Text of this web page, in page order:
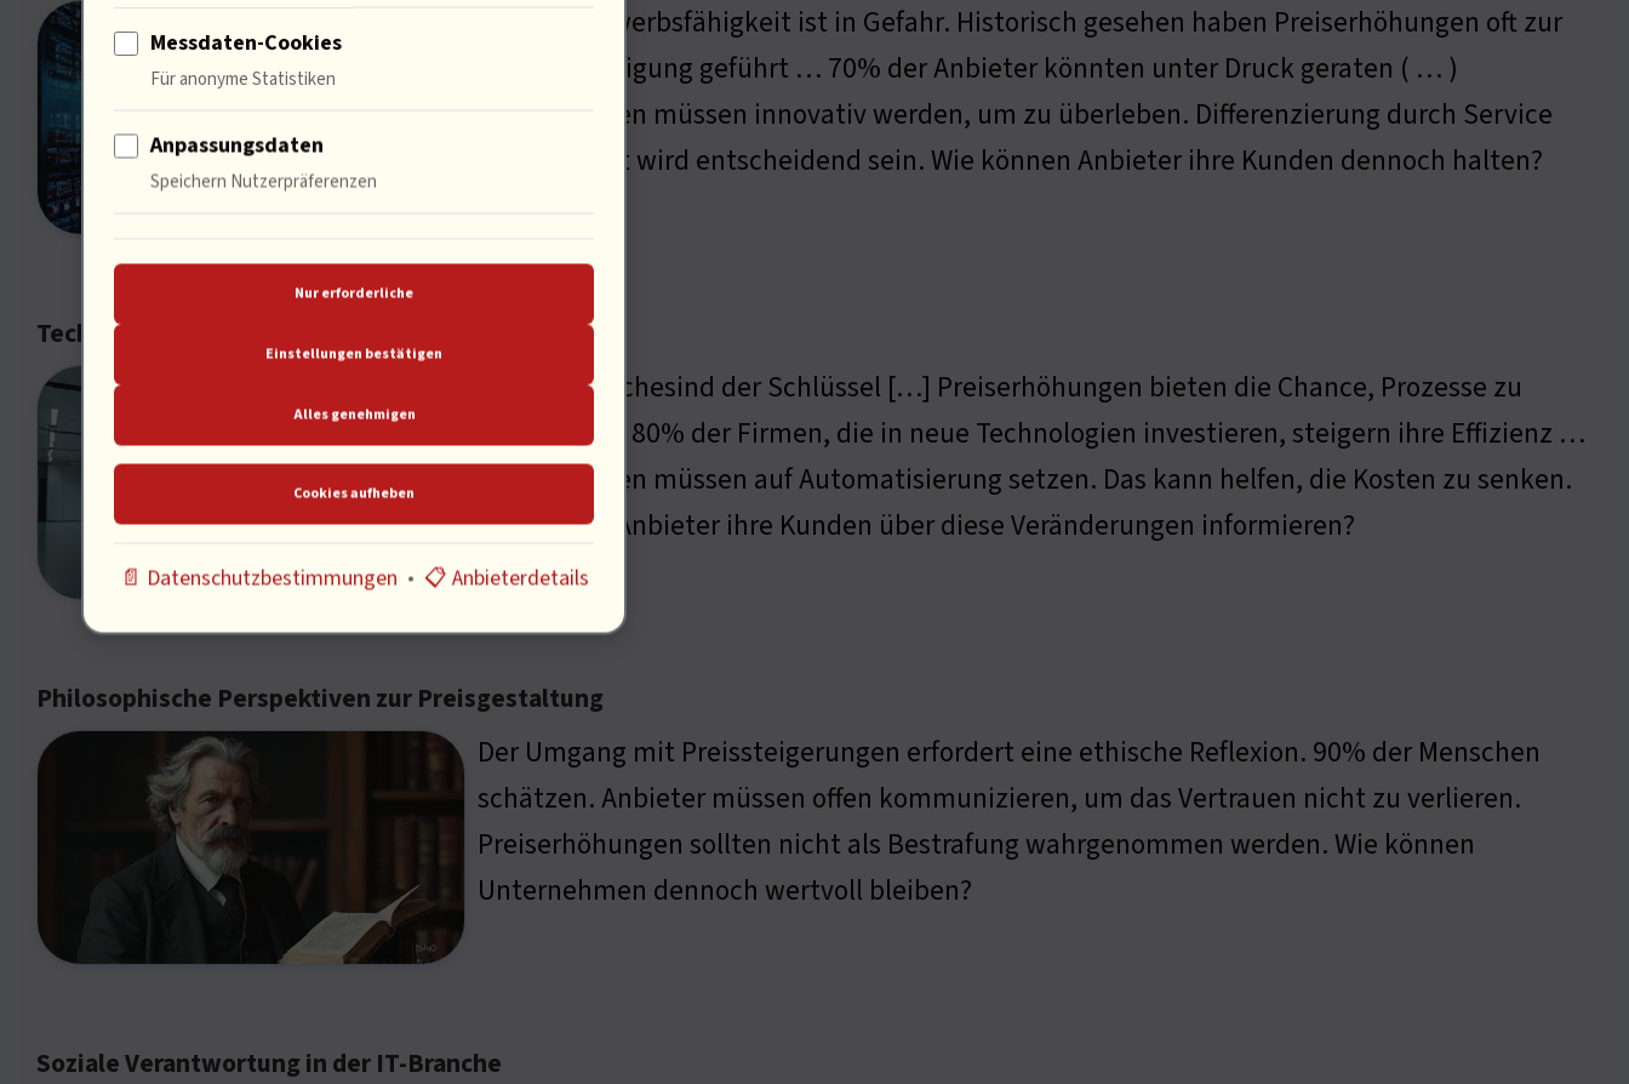
Die Wettbewerbsfähigkeit ist in Gefahr. Historisch gesehen haben Preiserhöhungen oft zur
Marktbereinigung geführt … 70% der Anbieter könnten unter Druck geraten ( … )
Unternehmen müssen innovativ werden, um zu überleben. Differenzierung durch Service
und Qualität wird entscheidend sein. Wie können Anbieter ihre Kunden dennoch halten?
Technologische Innovationen als Antwort
Technologischesind der Schlüssel […] Preiserhöhungen bieten die Chance, Prozesse zu
optimieren : 80% der Firmen, die in neue Technologien investieren, steigern ihre Effizienz …
Unternehmen müssen auf Automatisierung setzen. Das kann helfen, die Kosten zu senken.
Wie sollten Anbieter ihre Kunden über diese Veränderungen informieren?
Philosophische Perspektiven zur Preisgestaltung
Der Umgang mit Preissteigerungen erfordert eine ethische Reflexion. 90% der Menschen
schätzen. Anbieter müssen offen kommunizieren, um das Vertrauen nicht zu verlieren.
Preiserhöhungen sollten nicht als Bestrafung wahrgenommen werden. Wie können
Unternehmen dennoch wertvoll bleiben?
Soziale Verantwortung in der IT-Branche
Messdaten-Cookies
Für anonyme Statistiken
Anpassungsdaten
Speichern Nutzerpräferenzen
Nur erforderliche
Einstellungen bestätigen
Alles genehmigen
Cookies aufheben
📄 Datenschutzbestimmungen • 📋 Anbieterdetails